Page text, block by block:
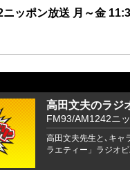
ニッポン放送 月～金
高田文夫のラジ
FM93/AM1242ニ
高田文夫先生と､キャ
ラエティー」ラジオ